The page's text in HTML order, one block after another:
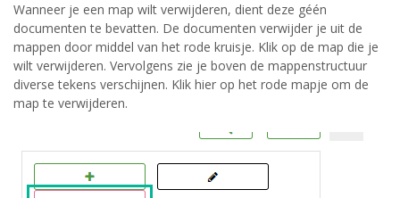
Wanneer je een map wilt verwijderen, dient deze géén
documenten te bevatten. De documenten verwijder je uit de
mappen door middel van het rode kruisje. Klik op de map die je
wilt verwijderen. Vervolgens zie je boven de mappenstructuur
diverse tekens verschijnen. Klik hier op het rode mapje om de
map te verwijderen.